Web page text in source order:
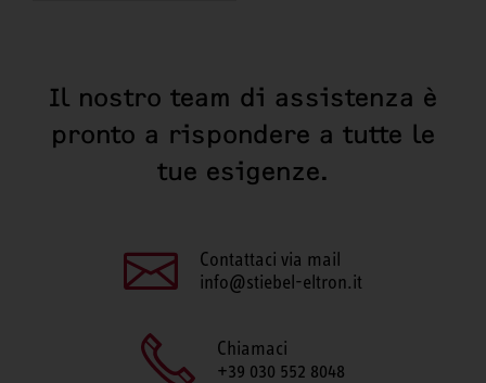
Il nostro team di assistenza è
pronto a rispondere a tutte le
tue esigenze.
Contattaci via mail
info@stiebel-eltron.it
Chiamaci
+39 030 552 8048